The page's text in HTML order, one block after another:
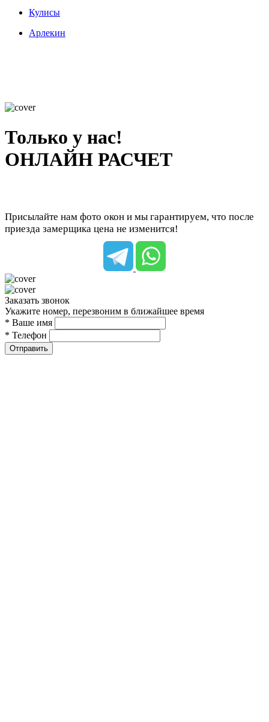
Кулисы
Арлекин
Только у нас!
ОНЛАЙН РАСЧЕТ
Присылайте нам фото окон и мы гарантируем, что после
приезда замерщика цена не изменится!
Заказать звонок
Укажите номер, перезвоним в ближайшее время
* Ваше имя
* Телефон
Отправить